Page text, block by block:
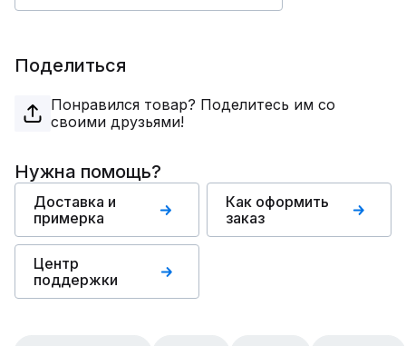
Поделиться
Понравился товар? Поделитесь им со
своими друзьями!
Нужна помощь?
Доставка и
примерка
Как оформить
заказ
Центр
поддержки